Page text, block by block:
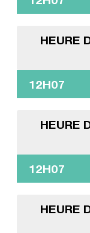
HEURE
12H07
HEURE
12H07
HEURE